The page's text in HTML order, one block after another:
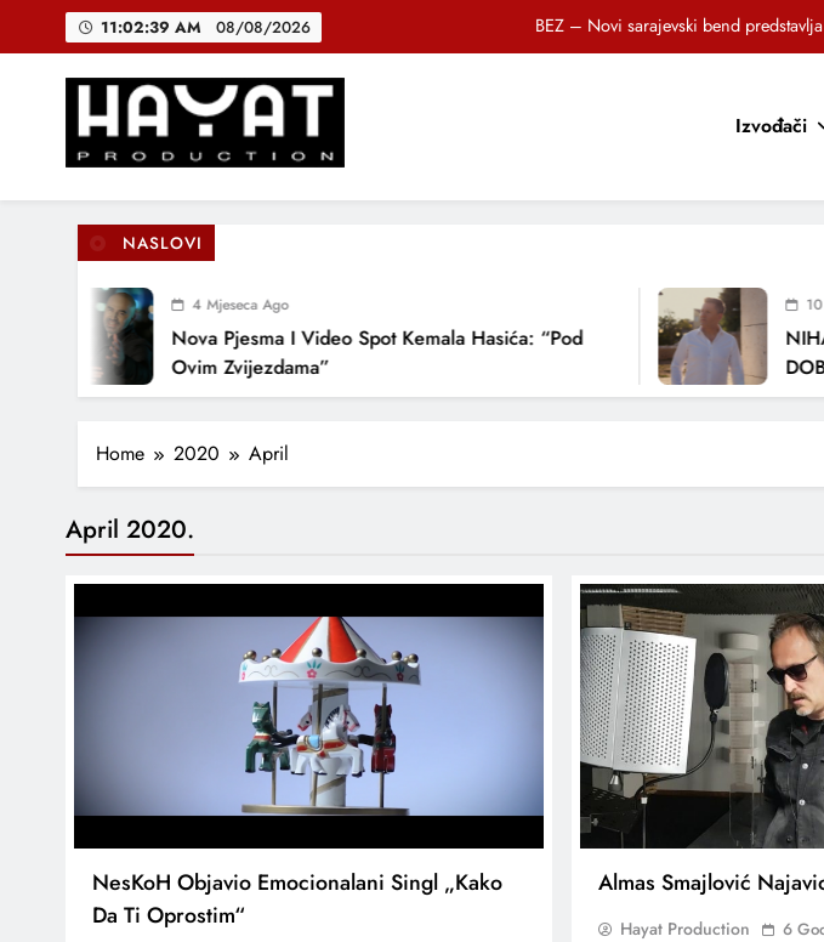
11:02:40 AM 08/08/2026
BEZ – Novi sarajevski bend
DJEČIJI HOR SUNCOKRETI KROZ PJESMU
DJEČIJI HOR SUNCOKRETI KROZ PJESMU
Hayat Production
Promocija domaće muzike
Izvođači
NASLOVI
4 Mjeseca Ago
Nova Pjesma I Video Spot Kemala Hasića: “Pod
Ovim Zvijezdama”
10
NIHAD
Home 2020 April
April 2020.
NesKoH Objavio Emocionalani Singl „Kako
Da Ti Oprostim“
Almas Smajlović
Hayat Production 6